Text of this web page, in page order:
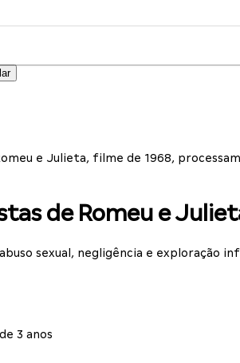
e Julieta, filme de 1968,
de Romeu e
sexual, negligência e exploração
3 anos